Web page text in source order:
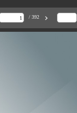
/ 392